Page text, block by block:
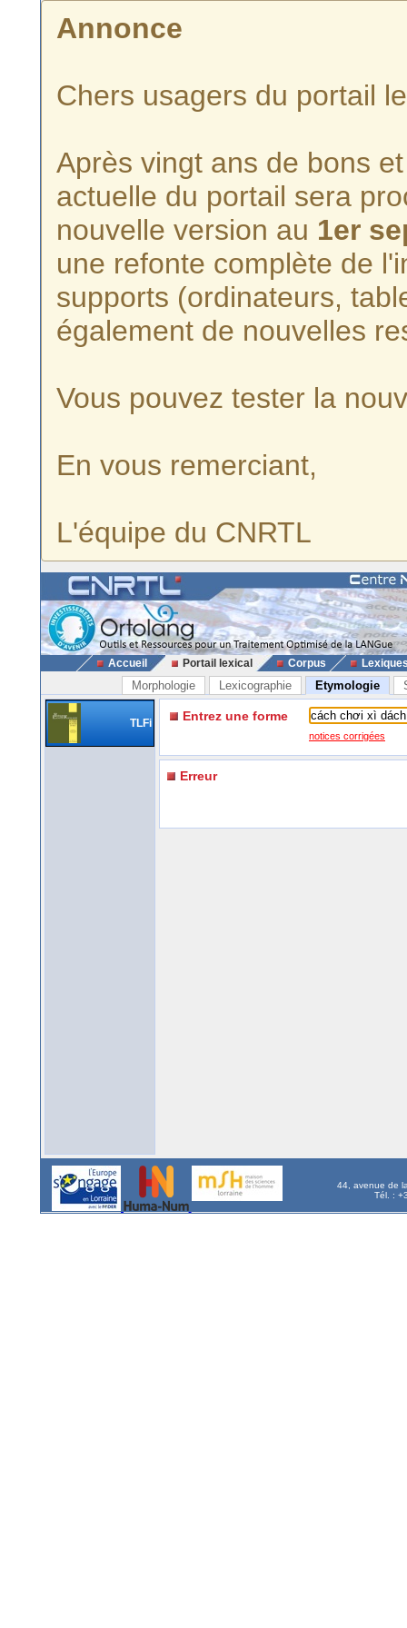
Annonce
Chers usagers du portail
Après vingt ans de bons
actuelle du portail sera
nouvelle version au 1er
une refonte complète de
supports (ordinateurs,
également de nouvelles
Vous pouvez tester la
En vous remerciant,
L'équipe du CNRTL
Accueil Portail lexical Corpus
Morphologie Lexicographie Etymologie
TLFi Entrez une forme
notices corrigées
Erreur
44, avenue de
Tél. :